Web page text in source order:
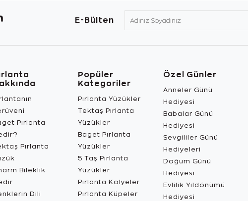
E-Bülten
Pırlanta
Pırlanta
Bileklik
Dili
Popüler
Kategoriler
Pırlanta Yüzükler
Tektaş Pırlanta
Yüzükler
Baget Pırlanta
Yüzükler
5 Taş Pırlanta
Yüzükler
Pırlanta Kolyeler
Pırlanta Küpeler
Özel Günler
Anneler Günü
Hediyesi
Babalar Günü
Hediyesi
Sevgililer Günü
Hediyeleri
Doğum Günü
Hediyesi
Evlilik Yıldönümü
Hediyesi